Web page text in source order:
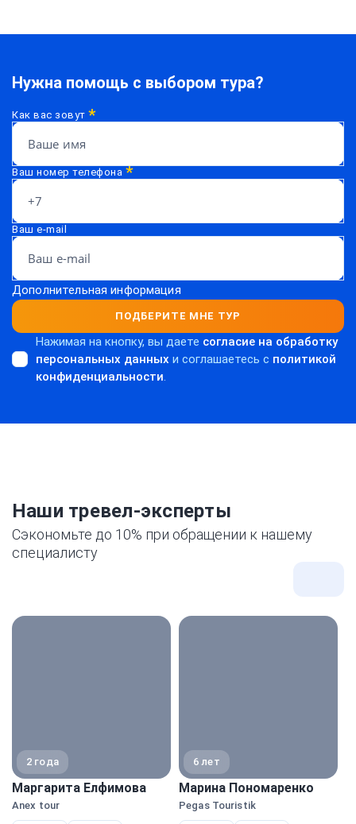
Нужна помощь с выбором тура?
Как вас зовут*
Ваш номер телефона *
Ваш e-mail
Дополнительная информация
ПОДБЕРИТЕ МНЕ ТУР
Нажимая на кнопку, вы даете согласие на обработку
персональных данных и соглашаетесь c политикой
конфиденциальности.
Наши тревел-эксперты
Сэкономьте до 10% при обращении к нашему
специалисту
2 года
Маргарита Елфимова
Anex tour
6 лет
Марина Пономаренко
Pegas Touristik